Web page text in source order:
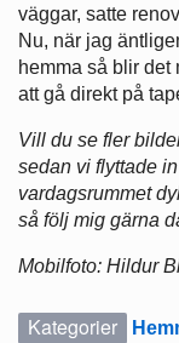
väggar, satte
Nu, när jag
hemma så blir det
att gå direkt på
Vill du se fler
sedan vi flyttade
vardagsrummet
så följ mig gärna
Mobilfoto: Hildur
Kategorier